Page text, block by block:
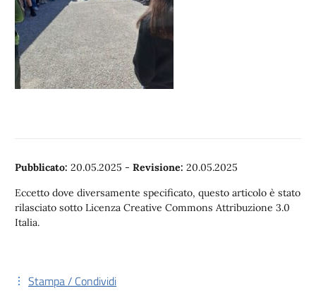
Pubblicato: 20.05.2025 - Revisione: 20.05.2025
Eccetto dove diversamente specificato, questo articolo è stato
rilasciato sotto Licenza Creative Commons Attribuzione 3.0
Italia.
Stampa / Condividi